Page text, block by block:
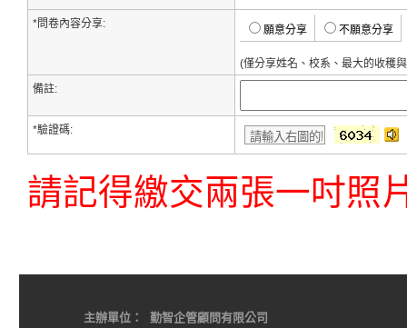
*問卷內容分享: 願意分享 不願意分享
(僅分享姓名、校系、最大的收穫
備註:
*驗證碼:
請記得繳交兩張一吋照
主辦單位：
勤智企管顧問有限公司